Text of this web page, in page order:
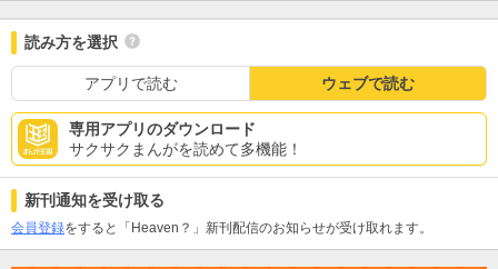
読み方を選択
アプリで読む ウェブで読む
専用アプリのダウンロード
サクサクまんがを読めて多機能！
新刊通知を受け取る
会員登録をすると「Heaven？」新刊配信のお知らせが受け取れます。